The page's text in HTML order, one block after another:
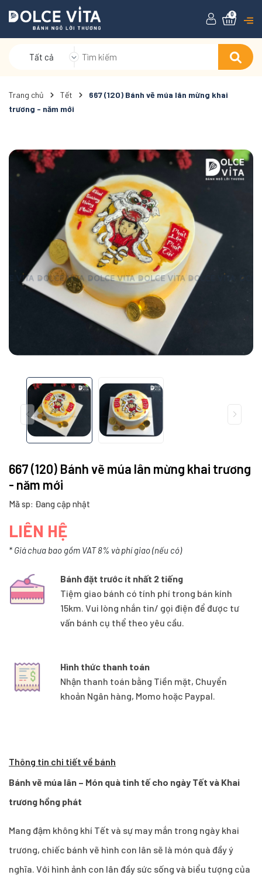
Tất cả
0
Trang chủ Tết
667 (120) Bánh vẽ múa lân mừng khai
trương - năm mới
667 (120) Bánh vẽ múa lân mừng khai trương
- năm mới
Mã sp: Đang cập nhật
LIÊN HỆ
* Giá chưa bao gồm VAT 8% và phí giao (nếu có)
Bánh đặt trước ít nhất 2 tiếng
Tiệm giao bánh có tính phí trong bán kính
15km. Vui lòng nhắn tin/ gọi điện để được tư
vấn bánh cụ thể theo yêu cầu.
Hình thức thanh toán
Nhận thanh toán bằng Tiền mặt, Chuyển
khoản Ngân hàng, Momo hoặc Paypal.
Thông tin chi tiết về bánh
Bánh vẽ múa lân – Món quà tinh tế cho ngày Tết và Khai
trương hồng phát
Mang đậm không khí Tết và sự may mắn trong ngày khai
trương, chiếc bánh vẽ hình con lân sẽ là món quà đầy ý
nghĩa. Với hình ảnh con lân đầy sức sống và biểu tượng của